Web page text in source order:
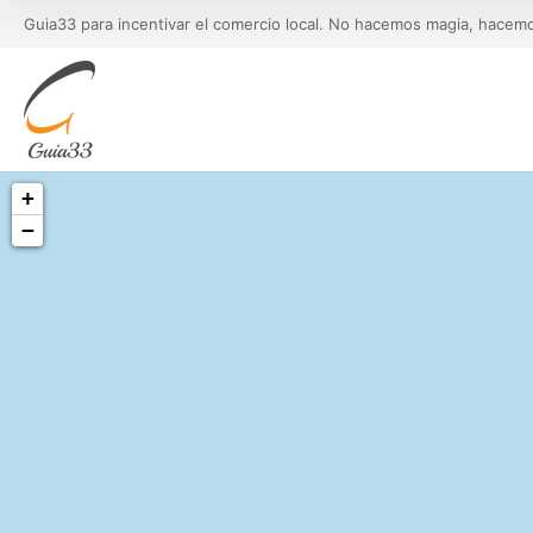
Guia33 para incentivar el comercio local. No hacemos magia,
+
−